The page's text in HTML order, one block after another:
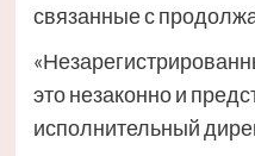
связанные с
это незаконно и
исполнительный